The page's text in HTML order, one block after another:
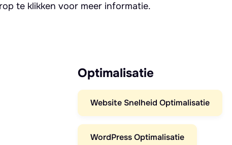
te klikken voor meer informatie.
Optimalisatie
Website Snelheid Optimalisatie
WordPress Optimalisatie